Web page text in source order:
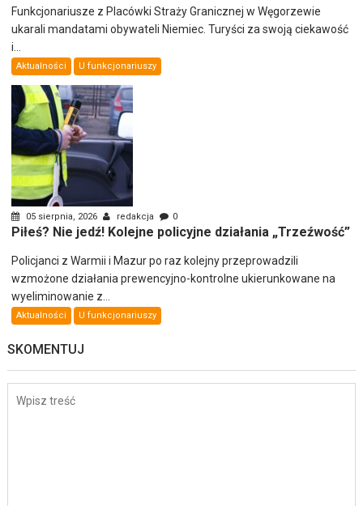
Funkcjonariusze z Placówki Straży Granicznej w Węgorzewie
ukarali mandatami obywateli Niemiec. Turyści za swoją ciekawość
i...
Aktualności U funkcjonariuszy
05 sierpnia, 2026 redakcja 0
Piłeś? Nie jedź! Kolejne policyjne działania „Trzeźwość”
Policjanci z Warmii i Mazur po raz kolejny przeprowadzili
wzmożone działania prewencyjno-kontrolne ukierunkowane na
wyeliminowanie z...
Aktualności U funkcjonariuszy
SKOMENTUJ